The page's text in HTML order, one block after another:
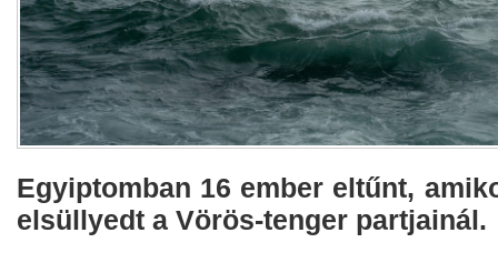
Egyiptomban 16 ember eltűnt,
elsüllyedt a Vörös-tenger partjainál.